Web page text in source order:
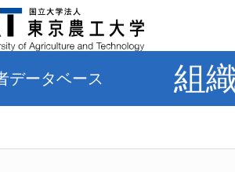
データベース 組